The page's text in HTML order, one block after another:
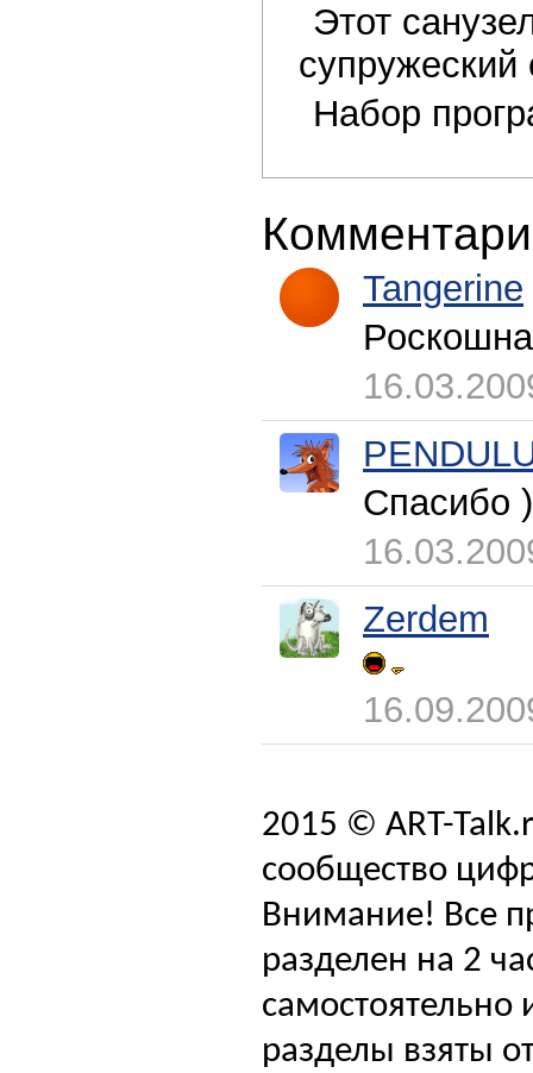
Этот
супружеский
Набор
Tangerine
Спасибо
Zerdem
2015 © ART-
сообщество
Внимание! Все
разделен на 2
самостоятельно
разделы взяты